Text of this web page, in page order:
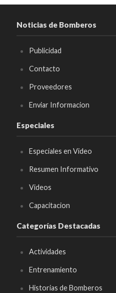
Noticias de Bomberos
Publicidad
Contacto
Proveedores
Enviar Informacion
Especiales
Especiales en Video
Resumen Informativo
Videos
Capacitacion
Categorías Destacadas
Actividades
Entrenamiento
Historias de Bomberos